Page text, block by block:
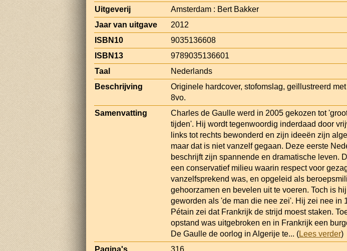
Uitgeverij
Amsterdam : Bert Bakker
Jaar van uitgave
2012
ISBN10
9035136608
ISBN13
9789035136601
Taal
Nederlands
Beschrijving
Originele hardcover, stofomslag, geïllustreerd
8vo.
Samenvatting
Charles de Gaulle werd in 2005 gekozen tot
tijden'. Hij wordt tegenwoordig inderdaad door
links tot rechts bewonderd en zijn ideeën zijn
maar dat is niet vanzelf gegaan. Deze eerste
beschrijft zijn spannende en dramatische leven.
een conservatief milieu waarin respect voor
vanzelfsprekend was, en opgeleid als
gehoorzamen en bevelen uit te voeren. Toch is
geworden als 'de man die nee zei'. Hij zei nee in
Pétain zei dat Frankrijk de strijd moest staken.
opstand was uitgebroken en in Frankrijk een
De Gaulle de oorlog in Algerije te... (Lees verder)
Pagina's
316